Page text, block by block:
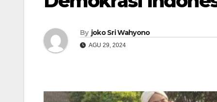
By joko Sri Wahyono
AGU 29, 2024